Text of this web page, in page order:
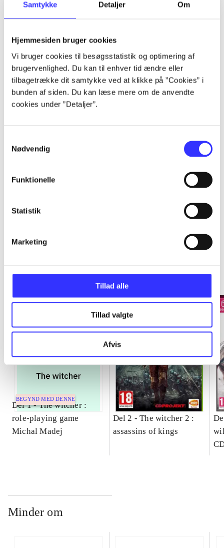
Samtykke Detaljer Om
Hjemmesiden bruger cookies
Vi bruger cookies til besøgsstatistik og optimering af
brugervenlighed. Du kan til enhver tid ændre eller
tilbagetrække dit samtykke ved at klikke på ”Cookies” i
bunden af siden. Du kan læse mere om de anvendte
cookies under ”Detaljer”.
Nødvendig
Funktionelle
Statistik
Marketing
Tillad alle
Tillad valgte
Afvis
Alle registrerede artikler fordelt på udgivelser
...
...
...
The witcher
BEGYND MED DENNE
Del 1 -The witcher :
role-playing game
Michal Madej
Del 2 -The witcher 2 :
assassins of kings
Minder om